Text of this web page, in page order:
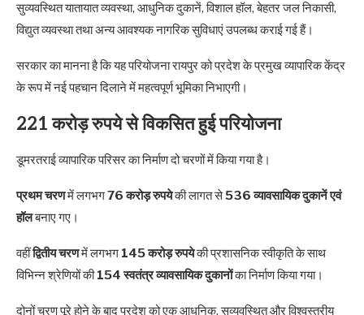
सुव्यवस्थित यातायात व्यवस्था, आधुनिक दुकानें, विशाल हॉल, बेहतर जल निकासी,
विद्युत व्यवस्था तथा अन्य आवश्यक नागरिक सुविधाएं उपलब्ध कराई गई हैं।
सरकार का मानना है कि यह परियोजना रायपुर को प्रदेश के प्रमुख व्यापारिक केंद्र
के रूप में नई पहचान दिलाने में महत्वपूर्ण भूमिका निभाएगी।
221 करोड़ रुपये से विकसित हुई परियोजना
डूमरतराई व्यापारिक परिसर का निर्माण दो चरणों में किया गया है।
प्रथम चरणमें लगभग76 करोड़ रुपयेकी लागत से536 व्यावसायिक दुकानें एवं
हॉलबनाए गए।
वहींद्वितीय चरणमें लगभग 145 करोड़ रुपयेकी प्रशासनिक स्वीकृति के साथ
विभिन्न श्रेणियों की154 स्वतंत्र व्यावसायिक दुकानोंका निर्माण किया गया।
दोनों चरण पूरे होने के बाद प्रदेश को एक आधुनिक, सुव्यवस्थित और विश्वस्तरीय